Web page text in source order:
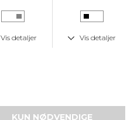
DKK 799,-